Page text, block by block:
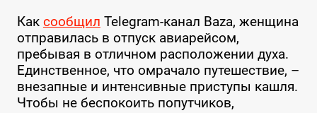
Как сообщил Telegram-канал Baza, женщина
отправилась в отпуск авиарейсом,
пребывая в отличном расположении духа.
Единственное, что омрачало путешествие, –
внезапные и интенсивные приступы кашля.
Чтобы не беспокоить попутчиков,